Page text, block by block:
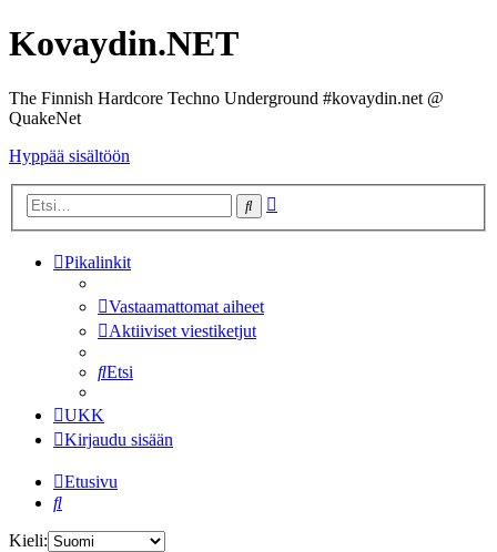
Kovaydin.NET
The Finnish Hardcore Techno Underground #kovaydin.net @
QuakeNet
Hyppää sisältöön
Etsi
Pikalinkit
Vastaamattomat aiheet
Aktiiviset viestiketjut
Etsi
UKK
Kirjaudu sisään
Etusivu
Etsi
Kieli: